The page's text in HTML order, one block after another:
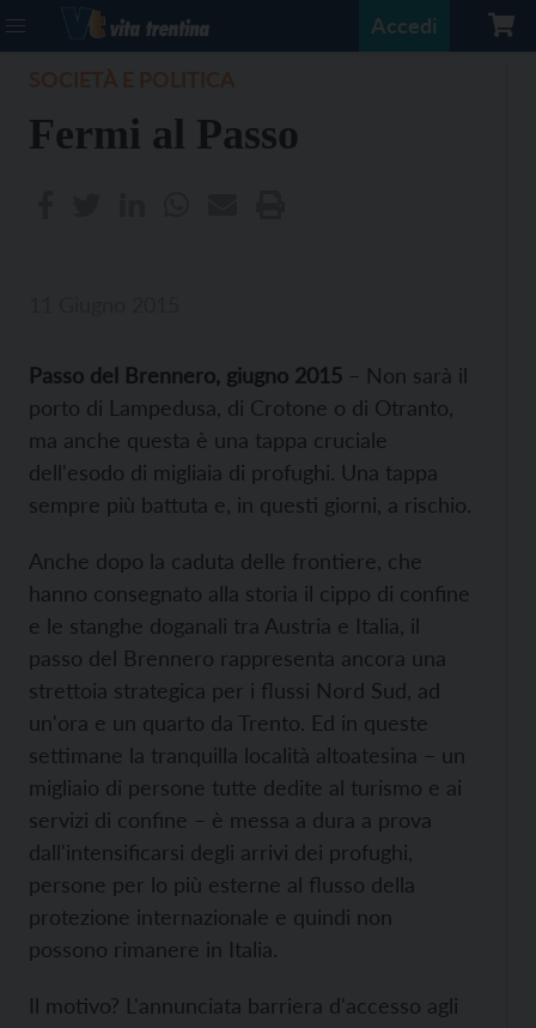
Accedi
Fermi al Passo
Passo del Brennero, giugno 2015 – Non sarà il
porto di Lampedusa, di Crotone o di Otranto,
ma anche questa è una tappa cruciale
dell'esodo di migliaia di profughi. Una tappa
sempre più battuta e, in questi giorni, a rischio.
Anche dopo la caduta delle frontiere, che
hanno consegnato alla storia il cippo di confine
e le stanghe doganali tra Austria e Italia, il
passo del Brennero rappresenta ancora una
strettoia strategica per i flussi Nord Sud, ad
un'ora e un quarto da Trento. Ed in queste
settimane la tranquilla località altoatesina – un
migliaio di persone tutte dedite al turismo e ai
servizi di confine – è messa a dura a prova
dall'intensificarsi degli arrivi dei profughi,
persone per lo più esterne al flusso della
protezione internazionale e quindi non
possono rimanere in Italia.
Il motivo? L'annunciata barriera d'accesso agli